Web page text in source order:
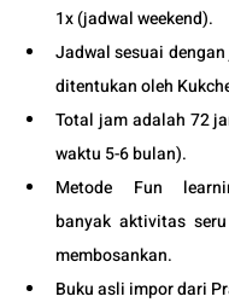
1x (jadwal weekend).
Jadwal sesuai
ditentukan oleh
Total jam adalah 72
waktu 5-6 bulan).
Metode Fun
banyak aktivitas
membosankan.
Buku asli impor dari